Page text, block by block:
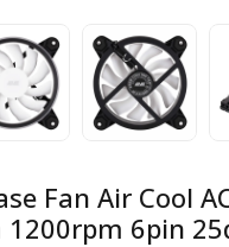
Fan Air Cool
1200rpm 6pin